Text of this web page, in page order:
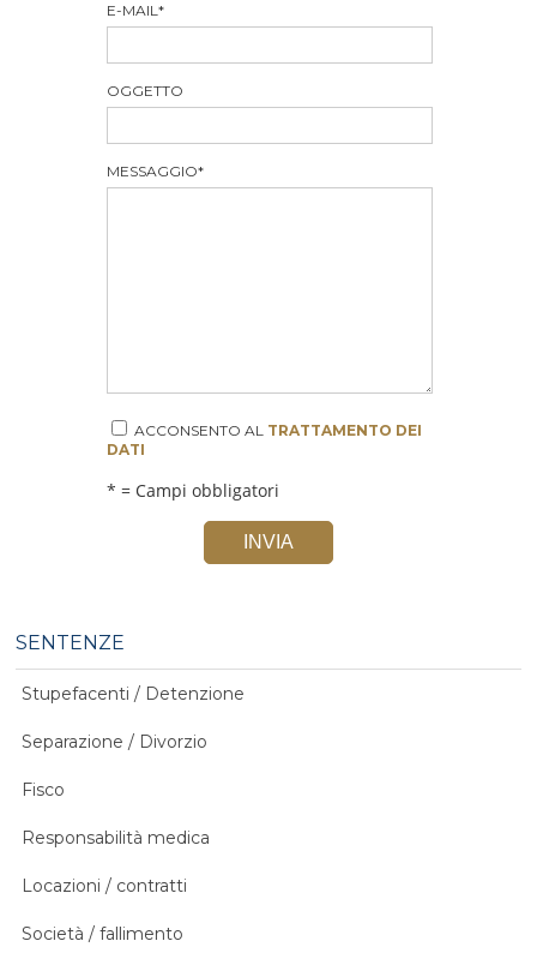
E-MAIL*
OGGETTO
MESSAGGIO*
ACCONSENTO AL TRATTAMENTO DEI
DATI
* = Campi obbligatori
INVIA
SENTENZE
Stupefacenti / Detenzione
Separazione / Divorzio
Fisco
Responsabilità medica
Locazioni / contratti
Società / fallimento